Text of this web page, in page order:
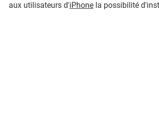
aux utilisateurs d'iPhone la possibilité